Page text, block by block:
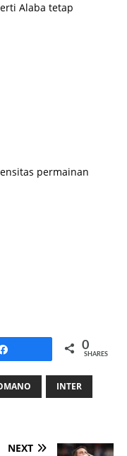
Alaba tetap
permainan
0
SHARES
INTER
NEXT